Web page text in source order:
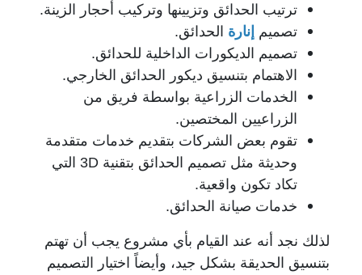
ترتيب الحدائق وتزيينها وتركيب أحجار الزينة.
تصميم إنارة الحدائق.
تصميم الديكورات الداخلية للحدائق.
الاهتمام بتنسيق ديكور الحدائق الخارجي.
الخدمات الزراعية بواسطة فريق من
الزراعيين المختصين.
تقوم بعض الشركات بتقديم خدمات متقدمة
وحديثة مثل تصميم الحدائق بتقنية 3D التي
تكاد تكون واقعية.
خدمات صيانة الحدائق.
لذلك نجد أنه عند القيام بأي مشروع يجب أن تهتم
بتنسيق الحديقة بشكل جيد، وأيضاً اختيار التصميم